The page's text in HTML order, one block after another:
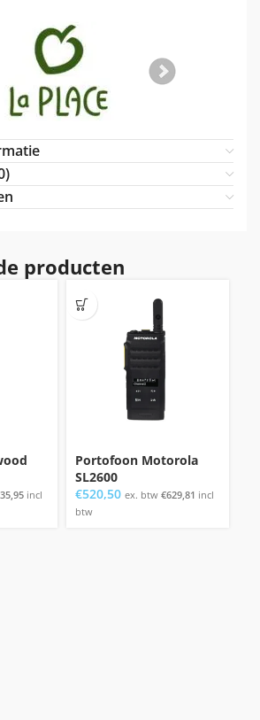
producten
incl
Portofoon Motorola
SL2600
€520,50 ex. btw €629,81 incl
btw